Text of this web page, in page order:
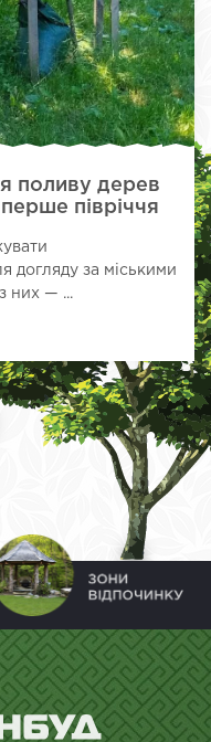
поливу дерев
півріччя
догляду за міськими
них — ...